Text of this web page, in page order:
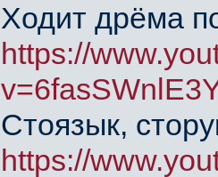
Ходит дрёма
https://
Стоязык,
https://